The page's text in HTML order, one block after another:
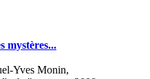
mystères...
Yves Monin,